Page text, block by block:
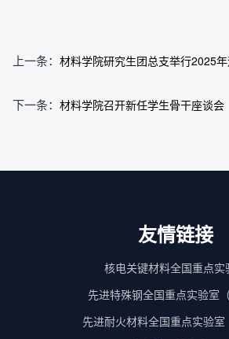
上一条： 材料学院研究生团总支举行2025
下一条： 材料学院召开新任学生骨干座谈会
友情链接
核电关键材料全国重点实
先进特殊钢全国重点实验室（
先进耐火材料全国重点实验室